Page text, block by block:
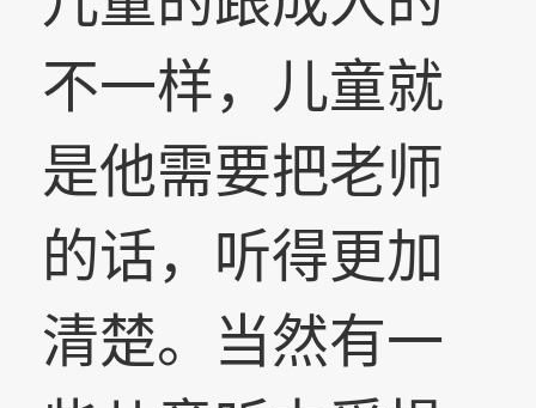
不一样，儿童就
是他需要把老师
的话，听得更加
清楚。当然有一